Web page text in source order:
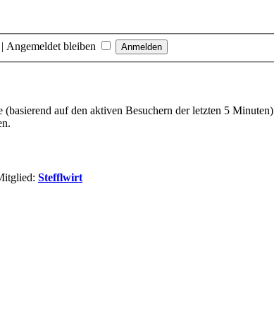
| Angemeldet bleiben
auf den aktiven Besuchern der letzten 5 Minuten)
Stefflwirt